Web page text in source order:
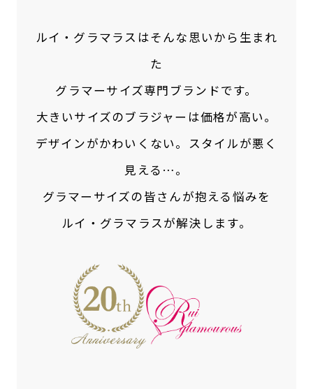
ルイ・グラマラスはそんな思いから生まれ
た
グラマーサイズ専門ブランドです。
大きいサイズのブラジャーは価格が高い。
デザインがかわいくない。スタイルが悪く
見える…。
グラマーサイズの皆さんが抱える悩みを
ルイ・グラマラスが解決します。